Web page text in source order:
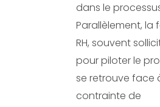
dans le
Parallèlement, la
RH, souvent
pour piloter le
se retrouve face
contrainte de